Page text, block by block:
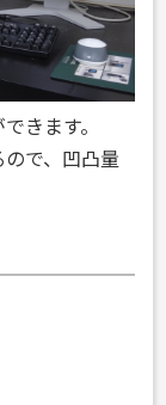
きます。
で、凹凸量